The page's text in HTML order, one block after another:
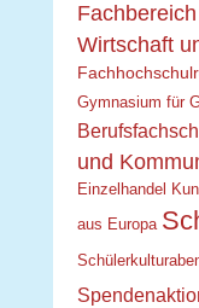
Wirtschaft
Gymnasium für
und
Einzelhandel
aus Europa